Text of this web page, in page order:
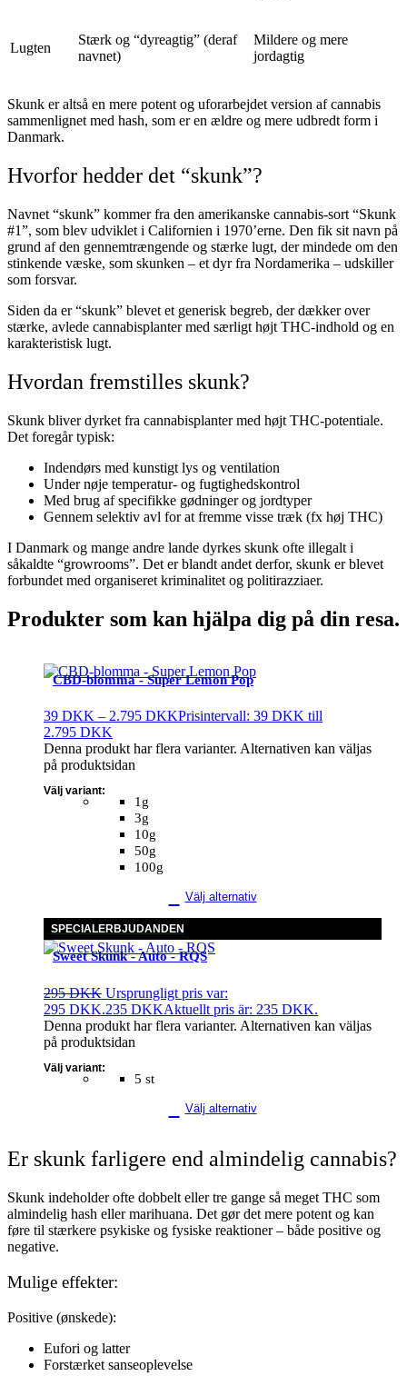
Lugten
Stærk og “dyreagtig” (deraf
navnet)
Mildere og mere
jordagtig
Skunk er altså en mere potent og uforarbejdet version af cannabis
sammenlignet med hash, som er en ældre og mere udbredt form i
Danmark.
Hvorfor hedder det “skunk”?
Navnet “skunk” kommer fra den amerikanske cannabis-sort “Skunk
#1”, som blev udviklet i Californien i 1970’erne. Den fik sit navn på
grund af den gennemtrængende og stærke lugt, der mindede om den
stinkende væske, som skunken – et dyr fra Nordamerika – udskiller
som forsvar.
Siden da er “skunk” blevet et generisk begreb, der dækker over
stærke, avlede cannabisplanter med særligt højt THC-indhold og en
karakteristisk lugt.
Hvordan fremstilles skunk?
Skunk bliver dyrket fra cannabisplanter med højt THC-potentiale.
Det foregår typisk:
Indendørs med kunstigt lys og ventilation
Under nøje temperatur- og fugtighedskontrol
Med brug af specifikke gødninger og jordtyper
Gennem selektiv avl for at fremme visse træk (fx høj THC)
I Danmark og mange andre lande dyrkes skunk ofte illegalt i
såkaldte “growrooms”. Det er blandt andet derfor, skunk er blevet
forbundet med organiseret kriminalitet og politirazziaer.
Produkter som kan hjälpa dig på din resa.
CBD-blomma - Super Lemon Pop
39 DKK – 2.795 DKKPrisintervall: 39 DKK till
2.795 DKK
1g
3g
10g
50g
100g
Välj variant:
Välj alternativ
Denna produkt har flera varianter. Alternativen kan väljas
på produktsidan
SPECIALERBJUDANDEN
Sweet Skunk - Auto - RQS
295DKK Ursprungligt pris var:
295 DKK.235 DKKAktuellt pris är: 235 DKK.
5 st
Välj variant:
Välj alternativ
Denna produkt har flera varianter. Alternativen kan väljas
på produktsidan
Er skunk farligere end almindelig cannabis?
Skunk indeholder ofte dobbelt eller tre gange så meget THC som
almindelig hash eller marihuana. Det gør det mere potent og kan
føre til stærkere psykiske og fysiske reaktioner – både positive og
negative.
Mulige effekter:
Positive (ønskede):
Eufori og latter
Forstærket sanseoplevelse